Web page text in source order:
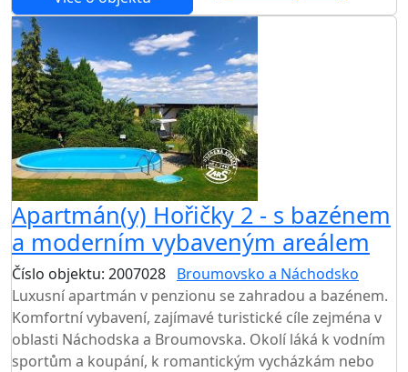
Apartmán(y) Hořičky 2 - s bazénem
a moderním vybaveným areálem
Číslo objektu: 2007028 Broumovsko a Náchodsko
Luxusní apartmán v penzionu se zahradou a bazénem.
Komfortní vybavení, zajímavé turistické cíle zejména v
oblasti Náchodska a Broumovska. Okolí láká k vodním
sportům a koupání, k romantickým vycházkám nebo